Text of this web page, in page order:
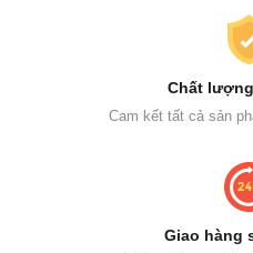
Chất
Cam kết tất cả sản
Giao hàng